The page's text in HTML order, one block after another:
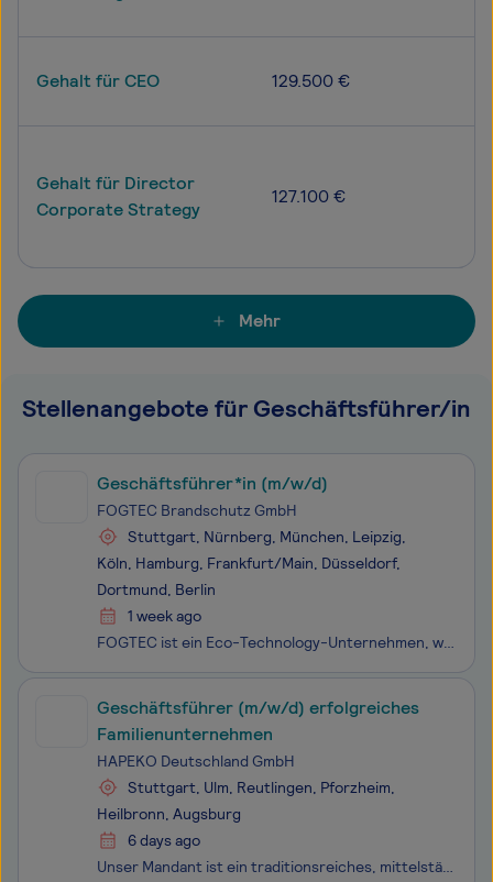
Gehalt für CEO 129.500 €
Gehalt für Director
Corporate Strategy
127.100 €
Mehr
Stellenangebote für Geschäftsführer/in
Geschäftsführer*in (m/w/d)
FOGTEC Brandschutz GmbH
Stuttgart, Nürnberg, München, Leipzig,
Köln, Hamburg, Frankfurt/Main, Düsseldorf,
Dortmund, Berlin
1 week ago
FOGTEC ist ein Eco-Technology-Unternehmen, welches mit umweltfreundlichen Produkten den Mobilitätswandel, nachhaltiges Bauen und den Energiewandel unterstützt. Wir produzieren und vertreiben innovative Branderkennungs- und Brandbekämpfungssysteme. In enger Zusammenarbeit mit Universitäten und Forsch
Geschäftsführer (m/w/d) erfolgreiches
Familienunternehmen
HAPEKO Deutschland GmbH
Stuttgart, Ulm, Reutlingen, Pforzheim,
Heilbronn, Augsburg
6 days ago
Unser Mandant ist ein traditionsreiches, mittelständisches Familien-Unternehmen mit vielfältigen Geschäftsbereichen (Schwerpunkt Rohstofferschließung / Baubranche). Langfristiges, zukunftsorientiertes Denken und Handeln, effiziente Strukturen und schlanke Prozesse sind Bestandteil des unternehmerisc